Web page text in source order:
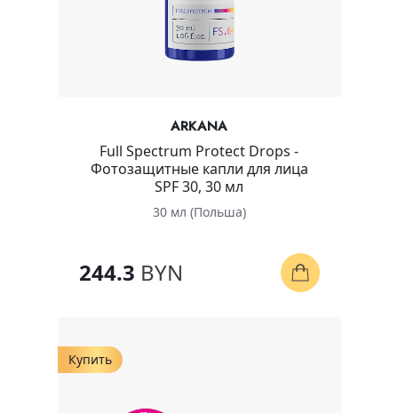
ARKANA
Full Spectrum Protect Drops -
Фотозащитные капли для лица
SPF 30, 30 мл
30 мл (Польша)
244.3 BYN
Купить